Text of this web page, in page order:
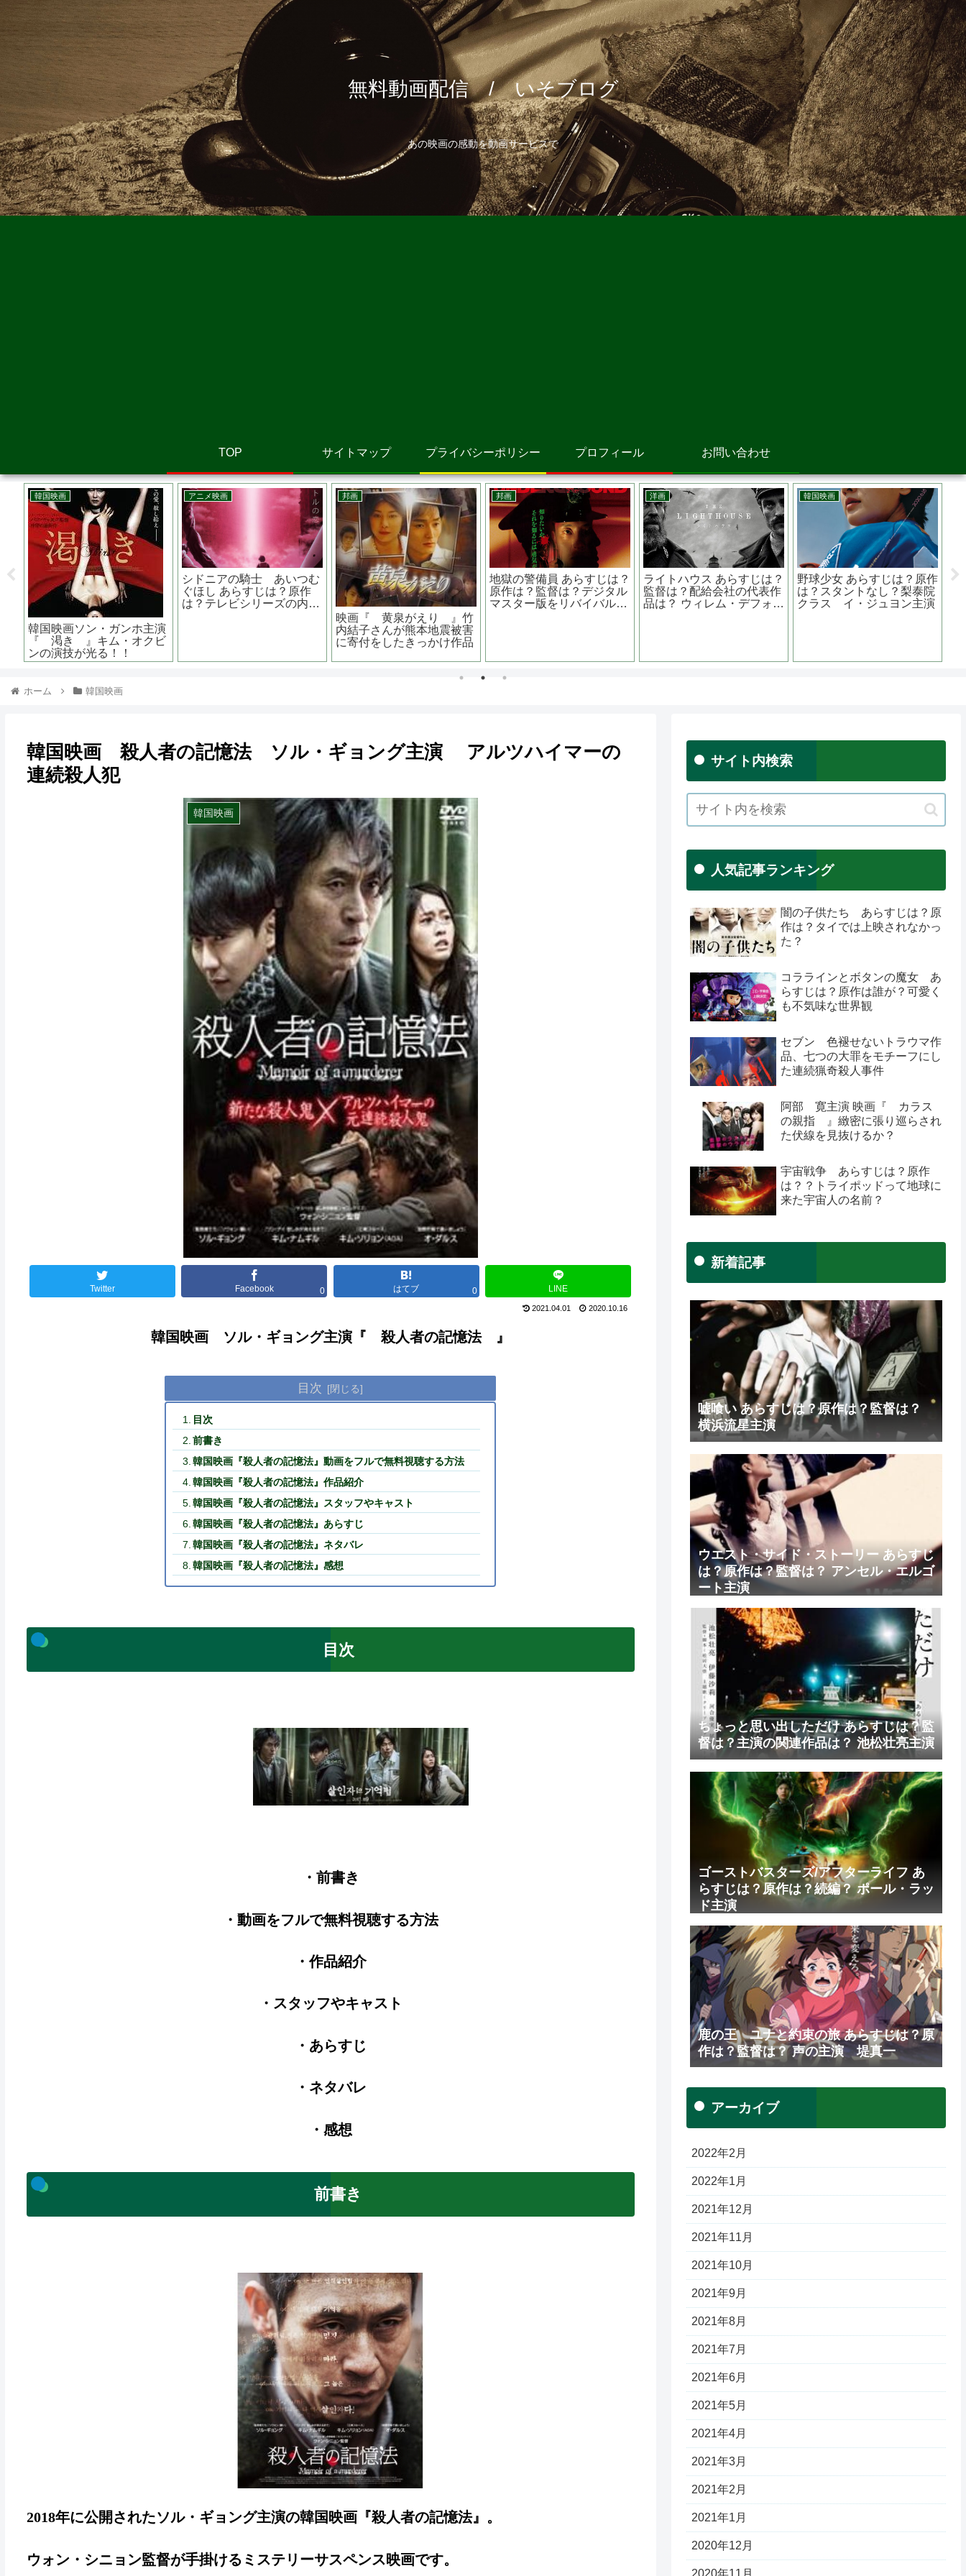
無料動画配信 / いそブログ
あの映画の感動を動画サービスで
TOP サイトマップ プライバシーポリシー プロフィール お問い合わせ
作
洋画
ビバリウム あらすじは？原
作は？トラウマ必至！恐怖
の子育てスリラー
韓国映画
SEOBOK/ソボク あらすじ
は？監督は？主演の作品
は？コン・ユ主演
邦画
さがす あらすじは？監督
は？主演関連作品は？ 佐藤
二朗主演
韓国映画
夏時間 あらすじは？キャス
トは？監督は？ 釜山国際映
画祭４部門受賞作品
アニメ映画
ラーヤと龍の王国 あらすじ
は？原作は？声優は？ ナウ
シカに似ている？？
邦画
阿部 寛主演 映画『 カラ
護
ホーム 韓国映画
韓国映画 殺人者の記憶法 ソル・ギョング主演 アルツハイマーの
連続殺人犯
韓国映画
Twitter Facebook 0 はてブ 0 LINE
2021.04.01 2020.10.16
韓国映画ソル・ギョング主演『 殺人者の記憶法 』
目次
目次
前書き
韓国映画『殺人者の記憶法』動画をフルで無料視聴する方法
韓国映画『殺人者の記憶法』作品紹介
韓国映画『殺人者の記憶法』スタッフやキャスト
韓国映画『殺人者の記憶法』あらすじ
韓国映画『殺人者の記憶法』ネタバレ
韓国映画『殺人者の記憶法』感想
目次
・前書き
・動画をフルで無料視聴する方法
・作品紹介
・スタッフやキャスト
・あらすじ
・ネタバレ
・感想
前書き
2018年に公開されたソル・ギョング主演の韓国映画『殺人者の記憶法』。
ウォン・シニョン監督が手掛けるミステリーサスペンス映画です。
サイト内検索
人気記事ランキング
闇の子供たち あらすじは？原
作は？タイでは上映されなかっ
た？
コララインとボタンの魔女 あ
らすじは？原作は誰が？可愛く
も不気味な世界観
セブン 色褪せないトラウマ作
品、七つの大罪をモチーフにし
た連続猟奇殺人事件
阿部 寛主演 映画『 カラス
の親指 』緻密に張り巡らされ
た伏線を見抜けるか？
宇宙戦争 あらすじは？原作
は？？トライポッドって地球に
来た宇宙人の名前？
新着記事
嘘喰い あらすじは？原作は？監督は？
横浜流星主演
ウエスト・サイド・ストーリー あらすじ
は？原作は？監督は？ アンセル・エルゴ
ート主演
ちょっと思い出しただけ あらすじは？監
督は？主演の関連作品は？ 池松壮亮主演
ゴーストバスターズ/アフターライフ あ
らすじは？原作は？続編？ ポール・ラッ
ド主演
鹿の王 ユナと約束の旅 あらすじは？原
作は？監督は？ 声の主演 堤真一
アーカイブ
2022年2月
2022年1月
2021年12月
2021年11月
2021年10月
2021年9月
2021年8月
2021年7月
2021年6月
2021年5月
2021年4月
2021年3月
2021年2月
2021年1月
2020年12月
2020年11月